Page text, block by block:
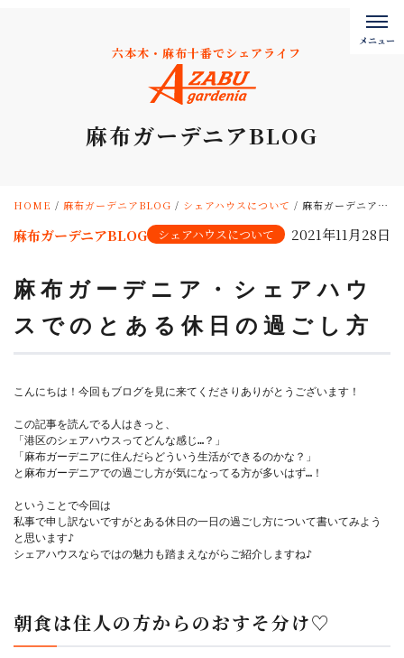
六本木・麻布十番でシェアライフ
麻布ガーデニアBLOG
HOME / 麻布ガーデニアBLOG / シェアハウスについて / 麻布ガーデニア・シェアハウスでのとある休日の過ごし方
麻布ガーデニアBLOG シェアハウスについて 2021年11月28日
麻布ガーデニア・シェアハウ
スでのとある休日の過ごし方
こんにちは！今回もブログを見に来てくださりありがとうございます！
この記事を読んでる人はきっと、
「港区のシェアハウスってどんな感じ…？」
「麻布ガーデニアに住んだらどういう生活ができるのかな？」
と麻布ガーデニアでの過ごし方が気になってる方が多いはず…！
ということで今回は
私事で申し訳ないですがとある休日の一日の過ごし方について書いてみよう
と思います♪
シェアハウスならではの魅力も踏まえながらご紹介しますね♪
朝食は住人の方からのおすそ分け♡